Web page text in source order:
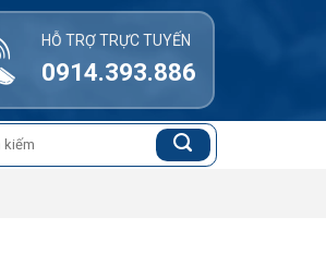
HỖ TRỢ TRỰC TUYẾN
0914.393.886